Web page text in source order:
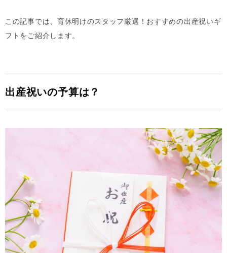
この記事では、育休明けのスタッフ厳選！おすすめの出産祝いギ
フトをご紹介します。
出産祝いの予算は？